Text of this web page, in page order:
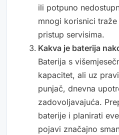
ili potpuno
mnogi korisnici
pristup servisima.
Kakva je baterija
Baterija s
kapacitet, ali uz
punjač, dnevna
zadovoljavajuća.
baterije i planirati
pojavi značajno